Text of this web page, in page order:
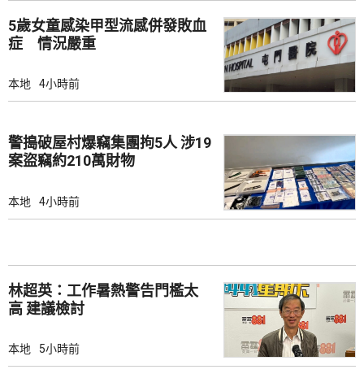
5歲女童感染甲型流感併發敗血
症 情況嚴重
本地 4小時前
警搗破屋村爆竊集團拘5人 涉19
案盜竊約210萬財物
本地 4小時前
林超英：工作暑熱警告門檻太
高 建議檢討
本地 5小時前